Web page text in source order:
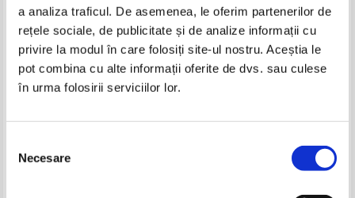
a analiza traficul. De asemenea, le oferim partenerilor de
rețele sociale, de publicitate și de analize informații cu
privire la modul în care folosiți site-ul nostru. Aceștia le
pot combina cu alte informații oferite de dvs. sau culese
în urma folosirii serviciilor lor.
consimțământului
Necesare
Cristina Ionescu - English for
children
Pret: 10,00Lei 8,00 Lei
Adaugă în coș
Mary Shelley - Frankenstein
Pret:16,00Lei 10,40 Lei
Adaugă în coș
-20%